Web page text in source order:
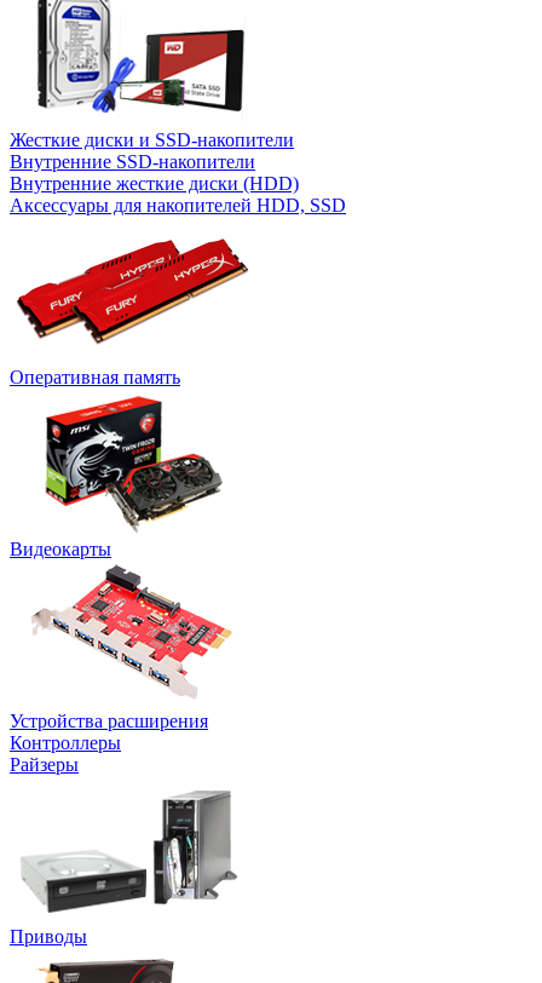
Жесткие диски и SSD-накопители
Внутренние SSD-накопители
Внутренние жесткие диски (HDD)
Аксессуары для накопителей HDD, SSD
Оперативная память
Видеокарты
Устройства расширения
Контроллеры
Райзеры
Приводы